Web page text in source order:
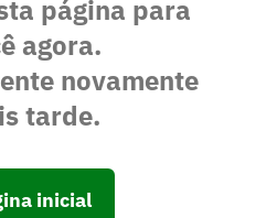
página para
agora.
novamente
tarde.
inicial